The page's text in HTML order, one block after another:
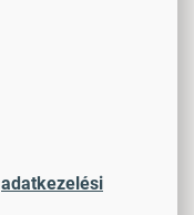
adatkezelési